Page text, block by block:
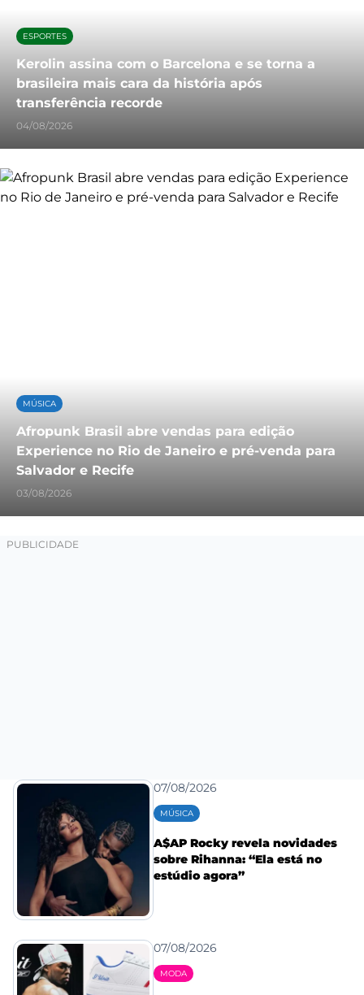
ESPORTES
Kerolin assina com o Barcelona e se torna a
brasileira mais cara da história após
transferência recorde
04/08/2026
MÚSICA
Afropunk Brasil abre vendas para edição
Experience no Rio de Janeiro e pré-venda para
Salvador e Recife
03/08/2026
07/08/2026
MÚSICA
A$AP Rocky revela novidades
sobre Rihanna: “Ela está no
estúdio agora”
07/08/2026
MODA